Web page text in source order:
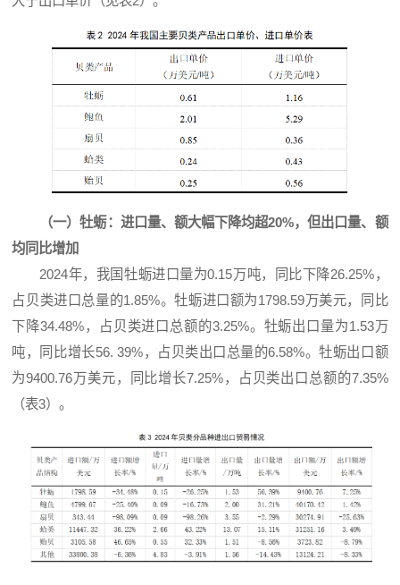
（一）牡蛎：进口量、额大幅下降均超20%，但出口量、额
均同比增加
2024年，我国牡蛎进口量为0.15万吨，同比下降26.25%，
占贝类进口总量的1.85%。牡蛎进口额为1798.59万美元，同比
下降34.48%，占贝类进口总额的3.25%。牡蛎出口量为1.53万
吨，同比增长56. 39%，占贝类出口总量的6.58%。牡蛎出口额
为9400.76万美元，同比增长7.25%，占贝类出口总额的7.35%
（表3）。